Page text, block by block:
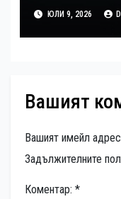
ЮЛИ 9, 2026
Вашият
Вашият имейл
Задължителните
Коментар: *